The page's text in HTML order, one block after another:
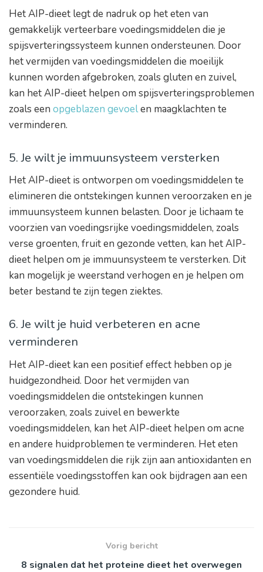
Het AIP-dieet legt de nadruk op het eten van
gemakkelijk verteerbare voedingsmiddelen die je
spijsverteringssysteem kunnen ondersteunen. Door
het vermijden van voedingsmiddelen die moeilijk
kunnen worden afgebroken, zoals gluten en zuivel,
kan het AIP-dieet helpen om spijsverteringsproblemen
zoals een opgeblazen gevoelen maagklachten te
verminderen.
5. Je wilt je immuunsysteem versterken
Het AIP-dieet is ontworpen om voedingsmiddelen te
elimineren die ontstekingen kunnen veroorzaken en je
immuunsysteem kunnen belasten. Door je lichaam te
voorzien van voedingsrijke voedingsmiddelen, zoals
verse groenten, fruit en gezonde vetten, kan het AIP-
dieet helpen om je immuunsysteem te versterken. Dit
kan mogelijk je weerstand verhogen en je helpen om
beter bestand te zijn tegen ziektes.
6. Je wilt je huid verbeteren en acne
verminderen
Het AIP-dieet kan een positief effect hebben op je
huidgezondheid. Door het vermijden van
voedingsmiddelen die ontstekingen kunnen
veroorzaken, zoals zuivel en bewerkte
voedingsmiddelen, kan het AIP-dieet helpen om acne
en andere huidproblemen te verminderen. Het eten
van voedingsmiddelen die rijk zijn aan antioxidanten en
essentiële voedingsstoffen kan ook bijdragen aan een
gezondere huid.
Vorig bericht
8 signalen dat het proteine dieet het overwegen